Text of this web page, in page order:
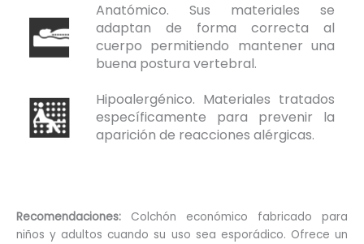
Anatómico. Sus materiales se
adaptan de forma correcta al
cuerpo permitiendo mantener una
buena postura vertebral.
Hipoalergénico. Materiales tratados
específicamente para prevenir la
aparición de reacciones alérgicas.
Recomendaciones: Colchón económico fabricado para
niños y adultos cuando su uso sea esporádico. Ofrece un